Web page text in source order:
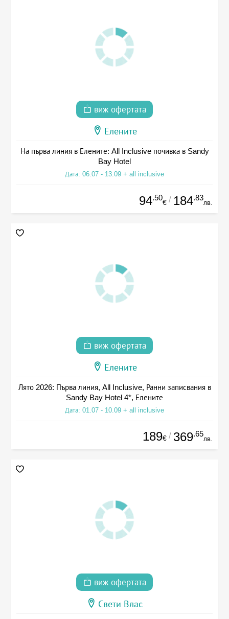
виж офертата
Елените
На първа линия в Елените: All Inclusive почивка в Sandy
Bay Hotel
Дата: 06.07 - 13.09 + all inclusive
94.50
€ / 184.83
лв.
виж офертата
Елените
Лято 2026: Първа линия, All Inclusive, Ранни записвания в
Sandy Bay Hotel 4*, Елените
Дата: 01.07 - 10.09 + all inclusive
189€ / 369.65
лв.
виж офертата
Свети Влас